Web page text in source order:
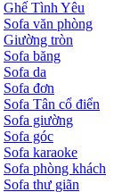
Ghế Tình Yêu
Sofa văn phòng
Giường tròn
Sofa băng
Sofa da
Sofa đơn
Sofa Tân cổ điển
Sofa giường
Sofa góc
Sofa karaoke
Sofa phòng khách
Sofa thư giãn